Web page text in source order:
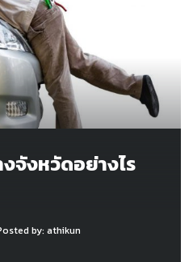
จังหวัดอย่างไร
by: athikun